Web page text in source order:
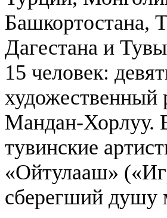
Башкортостана,
Дагестана и
15 человек:
художественный
Мандан-Хорлуу.
тувинские
«Ойтулааш»
сберегший душу